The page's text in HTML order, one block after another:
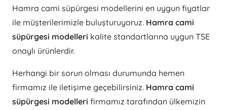
Hamra cami süpürgesi modellerini en uygun fiyatlar
ile müşterilerimizle buluşturuyoruz. Hamra cami
süpürgesi modelleri kalite standartlarına uygun TSE
onaylı ürünlerdir.
Herhangi bir sorun olması durumunda hemen
firmamız ile iletişime geçebilirsiniz. Hamra cami
süpürgesi modelleri firmamız tarafından ülkemizin